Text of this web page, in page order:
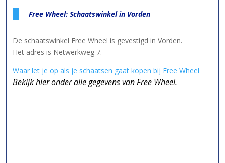
Free Wheel: Schaatswinkel in Vorden
De schaatswinkel Free Wheel is gevestigd in Vorden.
Het adres is Netwerkweg 7.
Waar let je op als je schaatsen gaat kopen bij Free Wheel
Bekijk hier onder alle gegevens van Free Wheel.